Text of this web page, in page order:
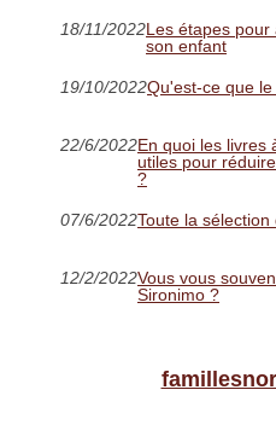
18/11/2022Les étapes pour
son enfant
19/10/2022Qu'est-ce que
22/6/2022En quoi les livres
utiles pour
?
07/6/2022Toute la
12/2/2022Vous vous
Sironimo ?